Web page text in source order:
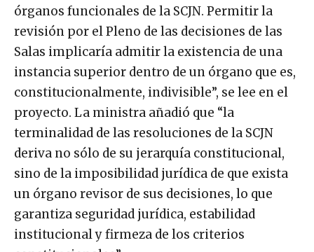
órganos funcionales de la SCJN. Permitir la
revisión por el Pleno de las decisiones de las
Salas implicaría admitir la existencia de una
instancia superior dentro de un órgano que es,
constitucionalmente, indivisible”, se lee en el
proyecto. La ministra añadió que “la
terminalidad de las resoluciones de la SCJN
deriva no sólo de su jerarquía constitucional,
sino de la imposibilidad jurídica de que exista
un órgano revisor de sus decisiones, lo que
garantiza seguridad jurídica, estabilidad
institucional y firmeza de los criterios